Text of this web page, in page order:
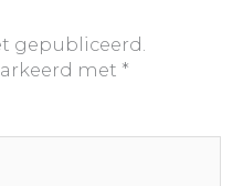
gepubliceerd.
met *